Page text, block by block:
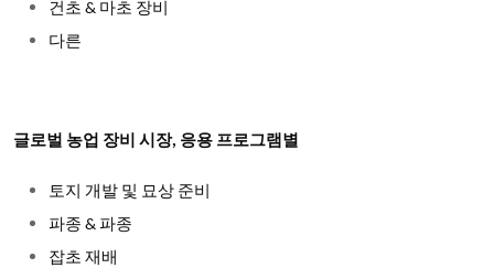
건초 & 마초 장비
다른
글로벌 농업 장비 시장, 응용 프로그램별
토지 개발 및 묘상 준비
파종 & 파종
잡초 재배